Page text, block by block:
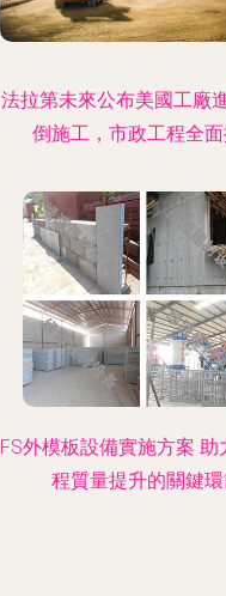
法拉第未來公布美國工廠
倒施工，市政工程全
FS外模板設備實施方案 助
程質量提升的關鍵